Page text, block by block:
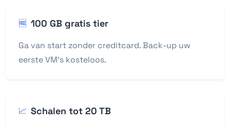
🆓 100 GB gratis tier
Ga van start zonder creditcard. Back-up uw
eerste VM's kosteloos.
📈 Schalen tot 20 TB